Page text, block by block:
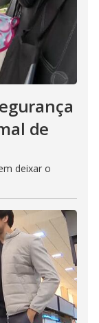
de
deixar o